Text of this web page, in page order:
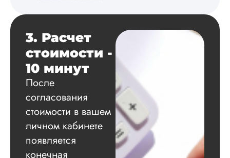
Лариса
Петровна
Сразу начну с
негатива. Не
понравилось, что
3. Расчет
стоимости -
10 минут
После
согласования
стоимости в вашем
личном кабинете
появляется
конечная